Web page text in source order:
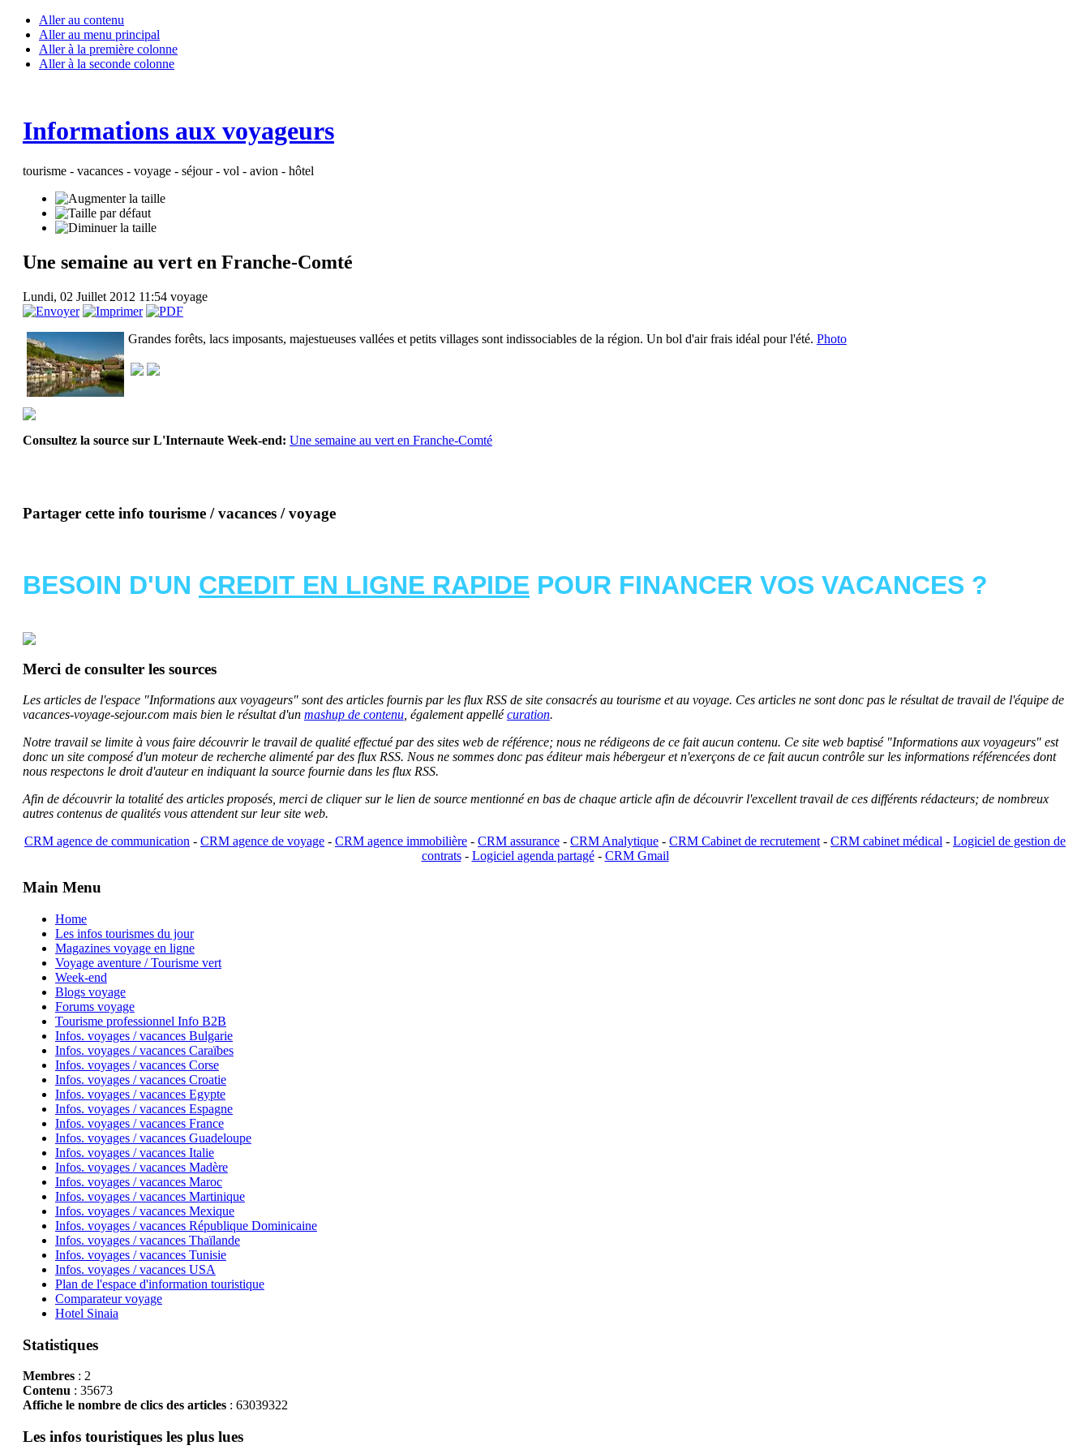
Aller au contenu
Aller au menu principal
Aller à la première colonne
Aller à la seconde colonne
Informations aux voyageurs
tourisme - vacances - voyage - séjour - vol - avion - hôtel
Une semaine au vert en Franche-Comté
Lundi, 02 Juillet 2012 11:54 voyage
Grandes forêts, lacs imposants, majestueuses vallées et petits villages sont indissociables de la région. Un bol d'air frais idéal pour l'été. Photo
Consultez la source sur L'Internaute Week-end: Une semaine au vert en Franche-Comté
Partager cette info tourisme / vacances / voyage
BESOIN D'UN CREDIT EN LIGNE RAPIDE POUR FINANCER VOS VACANCES ?
Merci de consulter les sources
Les articles de l'espace "Informations aux voyageurs" sont des articles fournis par les flux RSS de site consacrés au tourisme et au voyage. Ces articles ne sont donc pas le résultat de travail de l'équipe de
vacances-voyage-sejour.com mais bien le résultat d'un mashup de contenu, également appellécuration.
Notre travail se limite à vous faire découvrir le travail de qualité effectué par des sites web de référence; nous ne rédigeons de ce fait aucun contenu. Ce site web baptisé "Informations aux voyageurs" est
donc un site composé d'un moteur de recherche alimenté par des flux RSS. Nous ne sommes donc pas éditeur mais hébergeur et n'exerçons de ce fait aucun contrôle sur les informations référencées dont
nous respectons le droit d'auteur en indiquant la source fournie dans les flux RSS.
Afin de découvrir la totalité des articles proposés, merci de cliquer sur le lien de source mentionné en bas de chaque article afin de découvrir l'excellent travail de ces différents rédacteurs; de nombreux
autres contenus de qualités vous attendent sur leur site web.
CRM agence de communication - CRM agence de voyage - CRM agence immobilière - CRM assurance - CRM Analytique - CRM Cabinet de recrutement- CRM cabinet médical - Logiciel de gestion de
contrats- Logiciel agenda partagé- CRM Gmail
Main Menu
Home
Les infos tourismes du jour
Magazines voyage en ligne
Voyage aventure / Tourisme vert
Week-end
Blogs voyage
Forums voyage
Tourisme professionnel Info B2B
Infos. voyages / vacances Bulgarie
Infos. voyages / vacances Caraïbes
Infos. voyages / vacances Corse
Infos. voyages / vacances Croatie
Infos. voyages / vacances Egypte
Infos. voyages / vacances Espagne
Infos. voyages / vacances France
Infos. voyages / vacances Guadeloupe
Infos. voyages / vacances Italie
Infos. voyages / vacances Madère
Infos. voyages / vacances Maroc
Infos. voyages / vacances Martinique
Infos. voyages / vacances Mexique
Infos. voyages / vacances République Dominicaine
Infos. voyages / vacances Thaïlande
Infos. voyages / vacances Tunisie
Infos. voyages / vacances USA
Plan de l'espace d'information touristique
Comparateur voyage
Hotel Sinaia
Statistiques
Membres: 2
Contenu : 35673
Affiche le nombre de clics des articles: 63039322
Les infos touristiques les plus lues